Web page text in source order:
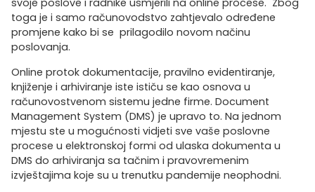
svoje poslove i radnike usmjerili na online procese. Zbog
toga je i samo računovodstvo zahtjevalo određene
promjene kako bi se prilagodilo novom načinu
poslovanja.
Online protok dokumentacije, pravilno evidentiranje,
knjiženje i arhiviranje iste ističu se kao osnova u
računovostvenom sistemu jedne firme. Document
Management System (DMS) je upravo to. Na jednom
mjestu ste u mogućnosti vidjeti sve vaše poslovne
procese u elektronskoj formi od ulaska dokumenta u
DMS do arhiviranja sa tačnim i pravovremenim
izvještajima koje su u trenutku pandemije neophodni.